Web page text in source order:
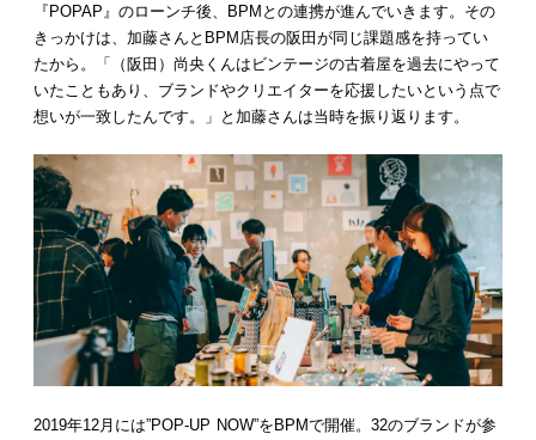
『POPAP』のローンチ後、BPMとの連携が進んでいきます。その
きっかけは、加藤さんとBPM店長の阪田が同じ課題感を持ってい
たから。「（阪田）尚央くんはビンテージの古着屋を過去にやって
いたこともあり、ブランドやクリエイターを応援したいという点で
想いが一致したんです。」と加藤さんは当時を振り返ります。
2019年12月には”POP-UP NOW”をBPMで開催。32のブランドが参